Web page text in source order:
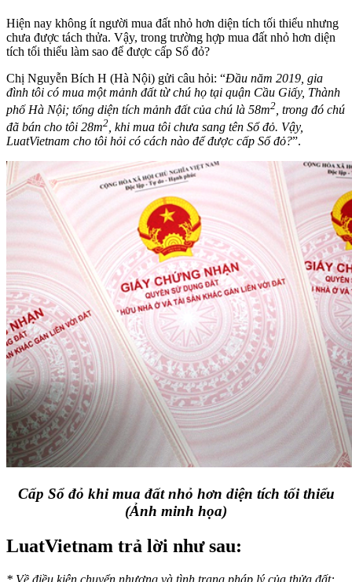
Hiện nay không ít người mua đất nhỏ hơn diện tích tối thiểu nhưng
chưa được tách thửa. Vậy, trong trường hợp mua đất nhỏ hơn diện
tích tối thiểu làm sao để được cấp Sổ đỏ?
Chị Nguyễn Bích H (Hà Nội) gửi câu hỏi: “Đầu năm 2019, gia
đình tôi có mua một mảnh đất từ chú họ tại quận Cầu Giấy, Thành
phố Hà Nội; tổng diện tích mảnh đất của chú là 58m2 , trong đó chú
đã bán cho tôi 28m2 , khi mua tôi chưa sang tên Sổ đỏ. Vậy,
LuatVietnam cho tôi hỏi có cách nào để được cấp Sổ đỏ?”.
Cấp Sổ đỏ khi mua đất nhỏ hơn diện tích tối thiểu
(Ảnh minh họa)
LuatVietnam trả lời như sau:
* Về điều kiện chuyển nhượng và tình trạng pháp lý của thửa đất: